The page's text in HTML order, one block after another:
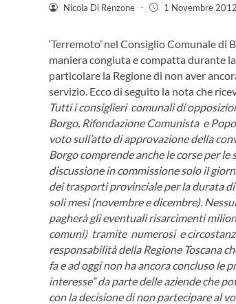
Nicola Di Renzone - 1 Novembre 2012
‘Terremoto’ nel Consiglio Comunale di
maniera congiuta e compatta durante
particolare la Regione di non aver
servizio. Ecco di seguito la nota che
Tutti i consiglieri comunali di
Borgo, Rifondazione Comunista e
voto sull’atto di approvazione della
Borgo comprende anche le corse per le
discussione in commissione solo il
dei trasporti provinciale per la durata
soli mesi (novembre e dicembre).
pagherà gli eventuali risarcimenti
comuni) tramite numerosi e
responsabilità della Regione Toscana
fa e ad oggi non ha ancora concluso le
interesse” da parte delle aziende che
con la decisione di non partecipare al